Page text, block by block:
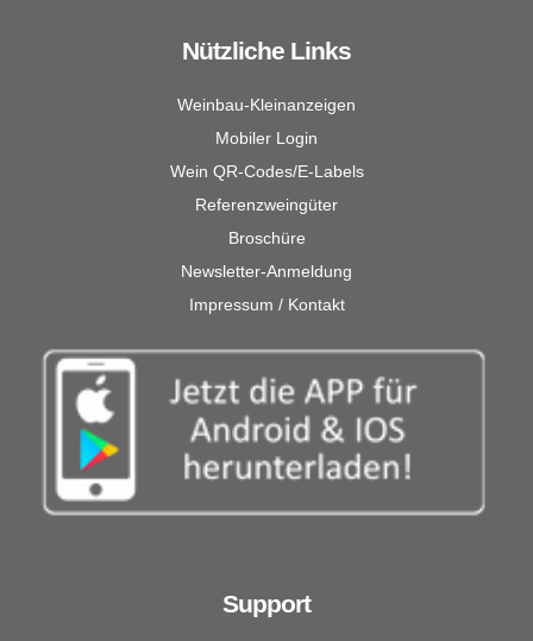
Nützliche Links
Weinbau-Kleinanzeigen
Mobiler Login
Wein QR-Codes/E-Labels
Referenzweingüter
Broschüre
Newsletter-Anmeldung
Impressum / Kontakt
Support